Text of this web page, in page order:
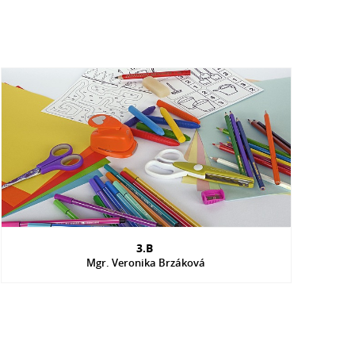
3.B
Mgr. Veronika Brzáková